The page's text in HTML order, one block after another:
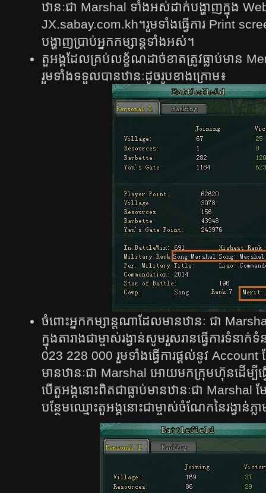
ឋានៈជា Marshal ទាំង​អស់​ដាក់​បង្ហាញ​ក្នុង​​
JX.sabay.com.kh។រួមទាំងធ្វើការ Print
បង្ហាញ​ប្រាប់​អ្នក​កម្សាន្ត​ទាំង​អស់​។
តួអង្គដែលគ្រប់លខ្ខ័ណដាច់ខាតត្រូវធ្លាប់មាន
រួម​ទាំង​ទទួល​បាន​ឋានៈ​ដូច​រូប​ខាង​ក្រោម​៖
ចំពោះ​អ្នក​កម្សាន្ត​ណា​ដែល​មាន​ឋានៈ​ ជា
ក្នុង​តារាង​ជា​ម្ចាស់​រង្វាន់​សូម​រួស​រាន​​ធ្វើ​​ការ​​ទំន
​023 228 000 រួម​​​ទាំង​​​ធ្វើ​​​ការ​​​ផ្តល់​​​នូវ​​ Account
មាន​​​ឋានៈ​​​ជា​​​ Marshal អោយ​​​មក​​​ក្រុម​​ហ៊ុន​​​ដើម្បី​​​ធ្
បើ​​​តួអង្គ​​​នោះ​​​ពិត​​​ជា​​​ធ្លា​ប់​​​មាន​​​ឋានៈ​​​ជា​​​ Marshal
បន្ថែម​​​ឈ្មោះ​​​តួអង្គ​​​នោះ​​​ជា​​​ម្ចាស់​​​ចំណែក​​​នៃ​​​រង្វា​ន់​​​ភ្ល